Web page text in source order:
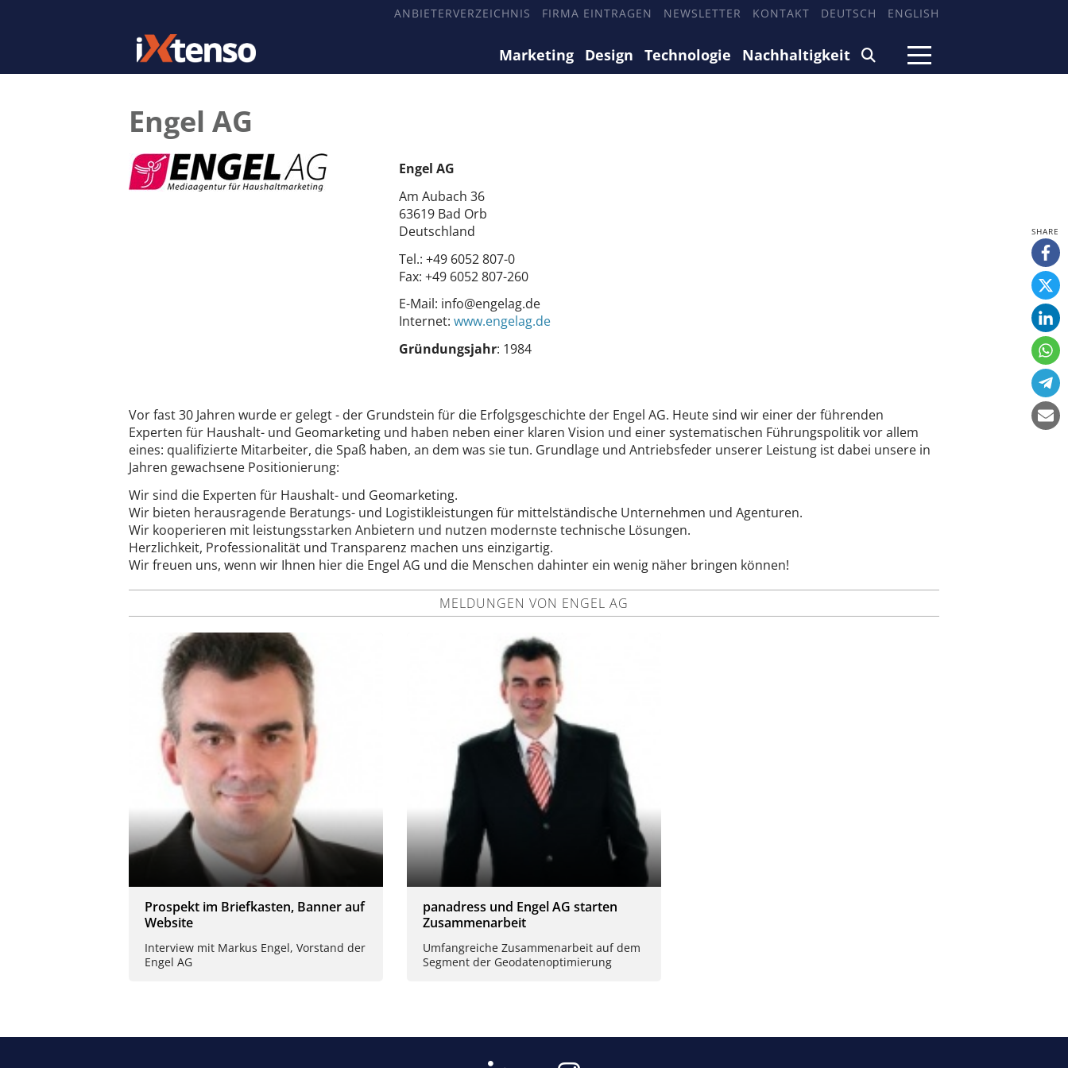
ANBIETERVERZEICHNIS FIRMA EINTRAGEN NEWSLETTER KONTAKT DEUTSCH ENGLISH
Marketing Design Technologie Nachhaltigkeit
Engel AG
Engel AG
Am Aubach 36
63619 Bad Orb
Deutschland
Tel.: +49 6052 807-0
Fax: +49 6052 807-260
E-Mail: info@engelag.de
Internet: www.engelag.de
Gründungsjahr: 1984
Vor fast 30 Jahren wurde er gelegt - der Grundstein für die Erfolgsgeschichte der Engel AG. Heute sind wir einer der führenden
Experten für Haushalt- und Geomarketing und haben neben einer klaren Vision und einer systematischen Führungspolitik vor allem
eines: qualifizierte Mitarbeiter, die Spaß haben, an dem was sie tun. Grundlage und Antriebsfeder unserer Leistung ist dabei unsere in
Jahren gewachsene Positionierung:
Wir sind die Experten für Haushalt- und Geomarketing.
Wir bieten herausragende Beratungs- und Logistikleistungen für mittelständische Unternehmen und Agenturen.
Wir kooperieren mit leistungsstarken Anbietern und nutzen modernste technische Lösungen.
Herzlichkeit, Professionalität und Transparenz machen uns einzigartig.
Wir freuen uns, wenn wir Ihnen hier die Engel AG und die Menschen dahinter ein wenig näher bringen können!
MELDUNGEN VON ENGEL AG
Prospekt im Briefkasten, Banner auf
Website
Interview mit Markus Engel, Vorstand der
Engel AG
panadress und Engel AG starten
Zusammenarbeit
Umfangreiche Zusammenarbeit auf dem
Segment der Geodatenoptimierung